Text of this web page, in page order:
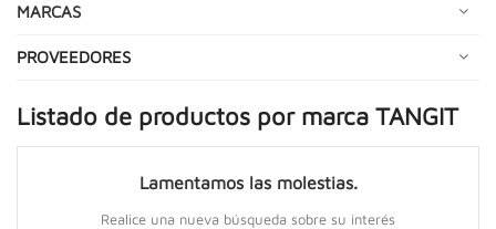
MARCAS
PROVEEDORES
Listado de productos por marca TANGIT
Lamentamos las molestias.
Realice una nueva búsqueda sobre su interés